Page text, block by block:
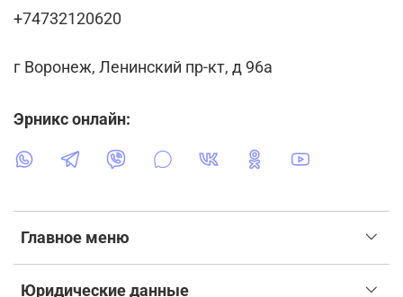
Главное меню
Юридические данные
+74732120620
г Воронеж, Ленинский пр-кт, д 96а
Эрникс онлайн: